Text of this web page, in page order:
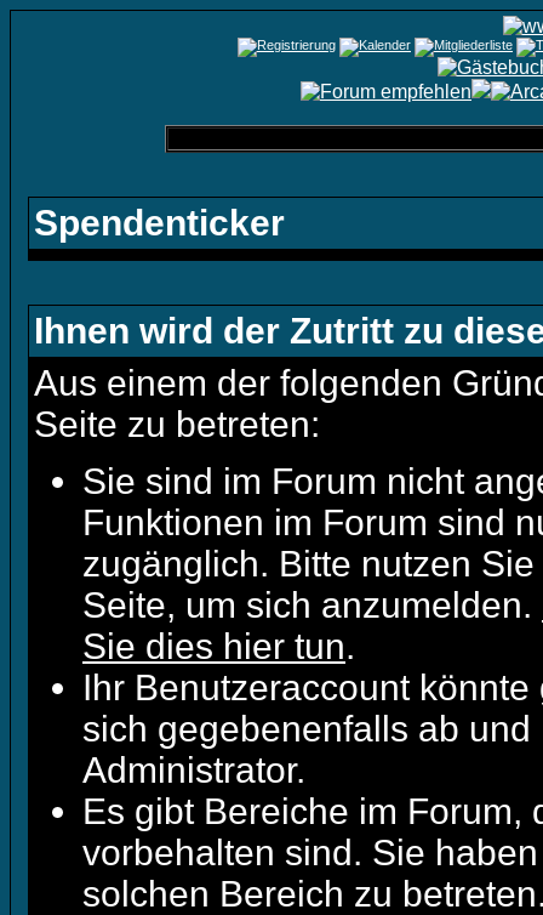
Spendenticker
Ihnen wird der Zutritt zu
Aus einem der folgenden
Seite zu betreten:
Sie sind im Forum nicht
Funktionen im Forum sind
zugänglich. Bitte nutzen
Seite, um sich anzumelden.
Sie dies hier tun.
Ihr Benutzeraccount
sich gegebenenfalls ab
Administrator.
Es gibt Bereiche im Forum,
vorbehalten sind. Sie
solchen Bereich zu